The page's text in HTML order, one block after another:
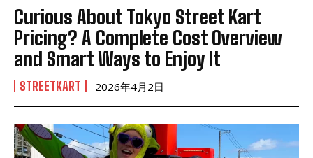
Curious About Tokyo Street Kart
Pricing? A Complete Cost Overview
and Smart Ways to Enjoy It
STREETKART 2026年4月2日